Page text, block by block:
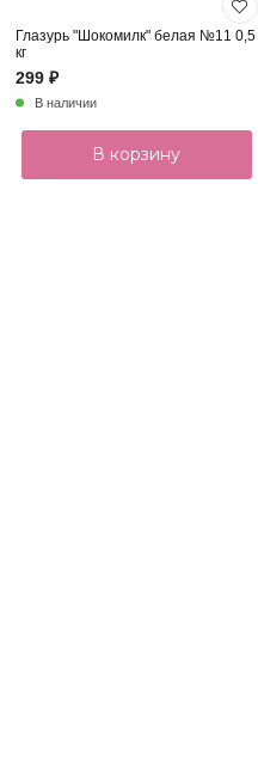
Глазурь "Шокомилк" белая №11 0,5
кг
299 ₽
В наличии
В корзину